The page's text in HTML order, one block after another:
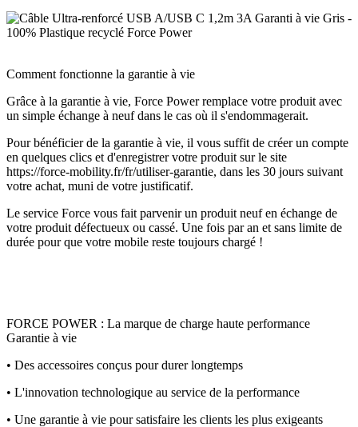
Comment fonctionne la garantie à vie
Grâce à la garantie à vie, Force Power remplace votre produit avec
un simple échange à neuf dans le cas où il s'endommagerait.
Pour bénéficier de la garantie à vie, il vous suffit de créer un compte
en quelques clics et d'enregistrer votre produit sur le site
https://force-mobility.fr/fr/utiliser-garantie, dans les 30 jours suivant
votre achat, muni de votre justificatif.
Le service Force vous fait parvenir un produit neuf en échange de
votre produit défectueux ou cassé. Une fois par an et sans limite de
durée pour que votre mobile reste toujours chargé !
FORCE POWER : La marque de charge haute performance
Garantie à vie
• Des accessoires conçus pour durer longtemps
• L'innovation technologique au service de la performance
• Une garantie à vie pour satisfaire les clients les plus exigeants